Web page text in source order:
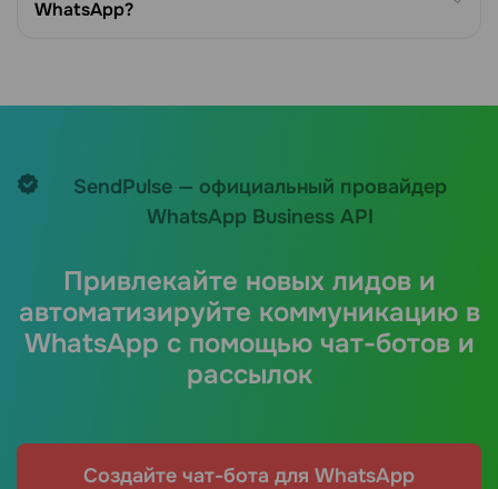
WhatsApp?
SendPulse — официальный провайдер
WhatsApp Business API
Привлекайте новых лидов и
автоматизируйте коммуникацию в
WhatsApp с помощью чат-ботов и
рассылок
Создайте чат-бота для WhatsApp